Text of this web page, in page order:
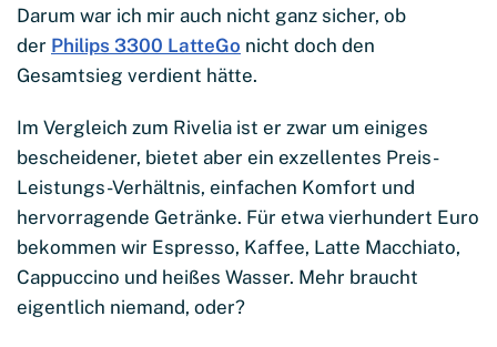
Darum war ich mir auch nicht ganz sicher, ob
der Philips 3300 LatteGo nicht doch den
Gesamtsieg verdient hätte.
Im Vergleich zum Rivelia ist er zwar um einiges
bescheidener, bietet aber ein exzellentes Preis-
Leistungs-Verhältnis, einfachen Komfort und
hervorragende Getränke. Für etwa vierhundert Euro
bekommen wir Espresso, Kaffee, Latte Macchiato,
Cappuccino und heißes Wasser. Mehr braucht
eigentlich niemand, oder?